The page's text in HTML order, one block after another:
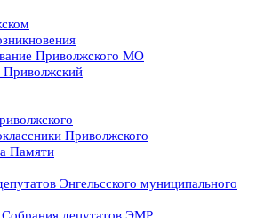
Приволжского МО
Приволжского
Памяти
Энгельсского муниципального